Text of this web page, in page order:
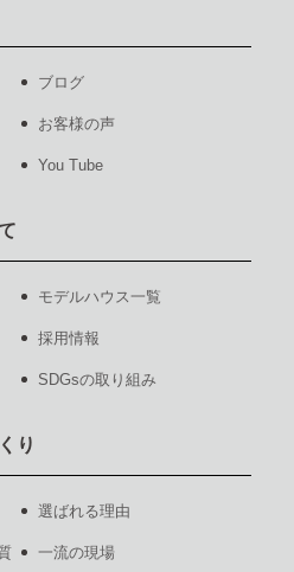
ブログ
お客様の声
You Tube
モデルハウス一覧
採用情報
SDGsの取り組み
り
選ばれる理由
一流の現場